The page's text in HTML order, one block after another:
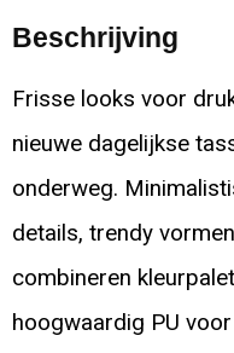
Beschrijving
Frisse looks voor
nieuwe dagelijkse
onderweg.
details, trendy
combineren
hoogwaardig PU